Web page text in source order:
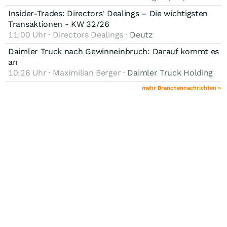
Insider-Trades: Directors' Dealings – Die wichtigsten
Transaktionen - KW 32/26
11:00 Uhr · Directors Dealings · Deutz
Daimler Truck nach Gewinneinbruch: Darauf kommt es
an
10:26 Uhr · Maximilian Berger · Daimler Truck Holding
mehr Branchennachrichten »